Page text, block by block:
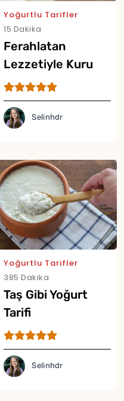
Yoğurtlu Tarifler
15 Dakika
Ferahlatan
Lezzetiyle Kuru
Cacık Tarifi
Selinhdr
Yoğurtlu Tarifler
385 Dakika
Taş Gibi Yoğurt
Tarifi
Selinhdr